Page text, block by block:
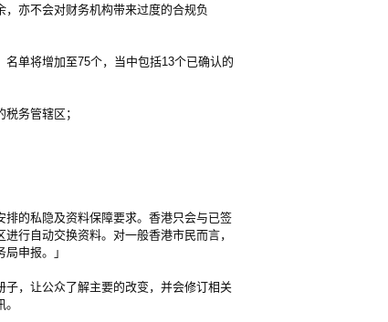
亦不会对财务机构带来过度的合规负
单将增加至75个，当中包括13个已确认的
务管辖区；
的私隐及资料保障要求。香港只会与已签
行自动交换资料。对一般香港市民而言，
申报。」
，让公众了解主要的改变，并会修订相关